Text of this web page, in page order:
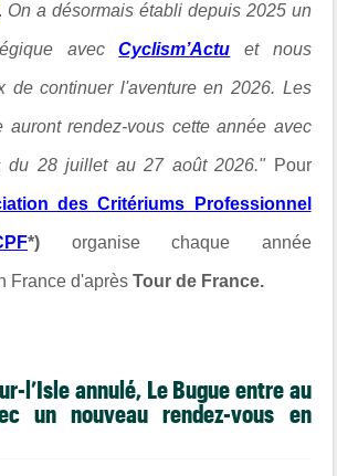
On a désormais établi depuis 2025 un
avecCyclism’Actu et nous
de continuer l'aventure en 2026. Les
auront rendez-vous cette année avec
du 28 juillet au 27 août 2026." Pour
des Critériums Professionnel
*) organise chaque année
France d'après Tour de France.
l’Isle annulé, Le Bugue entre au
un nouveau rendez-vous en